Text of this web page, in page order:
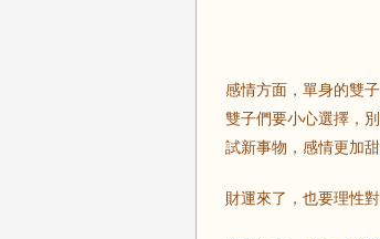
感情方面，單身的雙
雙子們要小心選擇，
試新事物，感情更加甜
財運來了，也要理性對